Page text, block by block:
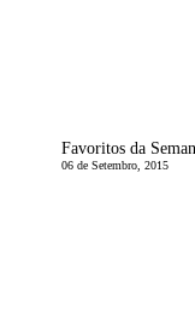
Favoritos da
06 de Setembro, 2015